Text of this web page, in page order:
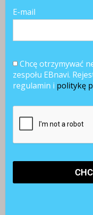
Paraliż decyzyjny w
rozwój?
E-mail
Chcę otrzymywać
zespołu EBnavi.
regulamin i politykę